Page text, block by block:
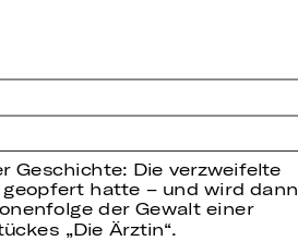
Geschichte: Die verzweifelte
hatte – und wird dann
der Gewalt einer
„Die Ärztin“.